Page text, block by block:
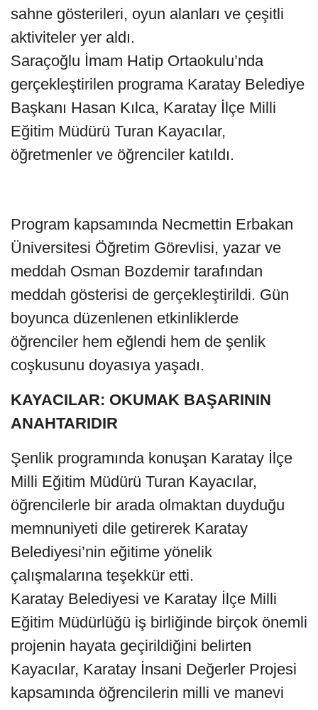
sahne gösterileri, oyun alanları ve çeşitli
aktiviteler yer aldı.
Saraçoğlu İmam Hatip Ortaokulu’nda
gerçekleştirilen programa Karatay Belediye
Başkanı Hasan Kılca, Karatay İlçe Milli
Eğitim Müdürü Turan Kayacılar,
öğretmenler ve öğrenciler katıldı.
Program kapsamında Necmettin Erbakan
Üniversitesi Öğretim Görevlisi, yazar ve
meddah Osman Bozdemir tarafından
meddah gösterisi de gerçekleştirildi. Gün
boyunca düzenlenen etkinliklerde
öğrenciler hem eğlendi hem de şenlik
coşkusunu doyasıya yaşadı.
KAYACILAR: OKUMAK BAŞARININ
ANAHTARIDIR
Şenlik programında konuşan Karatay İlçe
Milli Eğitim Müdürü Turan Kayacılar,
öğrencilerle bir arada olmaktan duyduğu
memnuniyeti dile getirerek Karatay
Belediyesi’nin eğitime yönelik
çalışmalarına teşekkür etti.
Karatay Belediyesi ve Karatay İlçe Milli
Eğitim Müdürlüğü iş birliğinde birçok önemli
projenin hayata geçirildiğini belirten
Kayacılar, Karatay İnsani Değerler Projesi
kapsamında öğrencilerin milli ve manevi